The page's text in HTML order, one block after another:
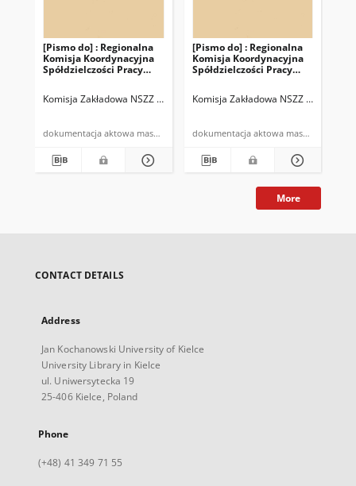
[Pismo do] : Regionalna
Komisja Koordynacyjna
Spółdzielczości Pracy
Komisja Zakładowa NSZZ "Solidarność" w Zakładach "Stalmech" w
dokumentacja aktowa maszynopis
[Pismo do] : Regionalna
Komisja Koordynacyjna
Spółdzielczości Pracy
Kielcach
Komisja Zakładowa NSZZ
dokumentacja aktowa maszynopis
More
CONTACT DETAILS
Address
Jan Kochanowski University of Kielce
University Library in Kielce
ul. Uniwersytecka 19
25-406 Kielce, Poland
Phone
(+48) 41 349 71 55